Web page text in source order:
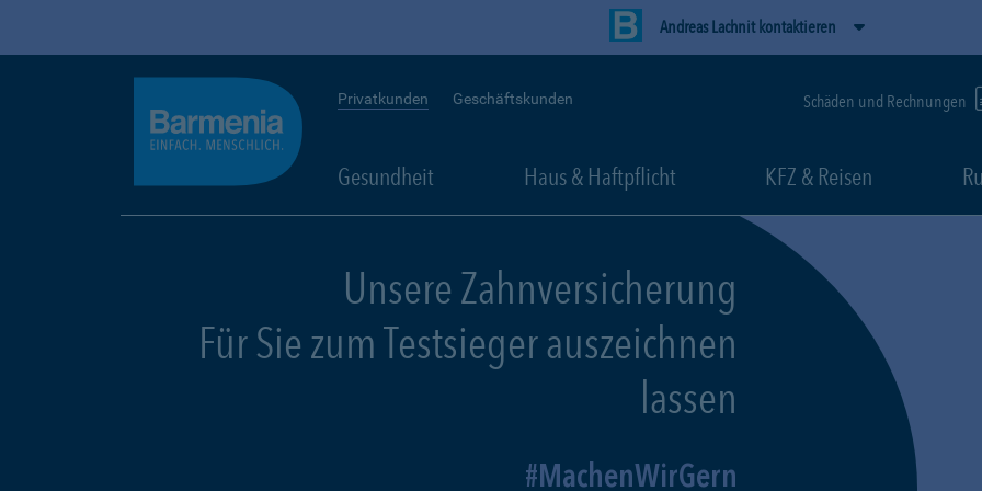
Andreas Lachnit kontaktieren
Privatkunden Geschäftskunden Schäden und Rechnungen
Gesundheit Haus & Haftpflicht KFZ & Reisen
Unsere Zahnversicherung
Für Sie zum Testsieger auszeichnen
lassen
MachenWirGern